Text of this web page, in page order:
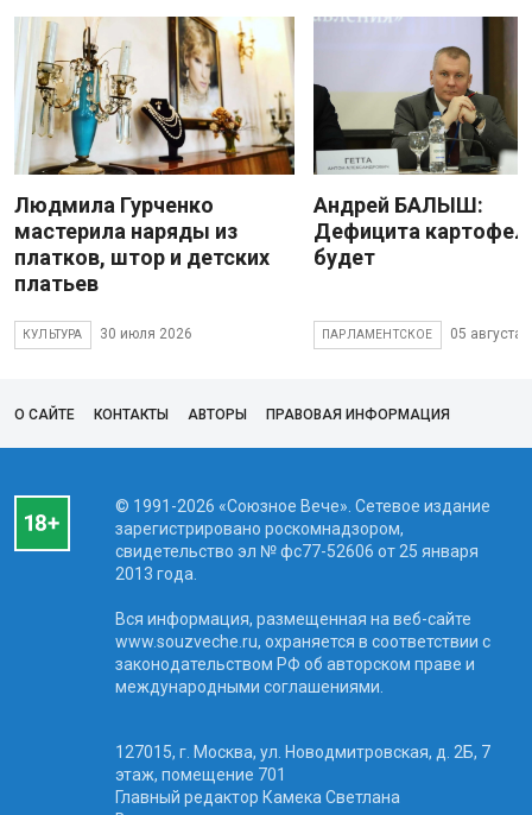
Людмила Гурченко
мастерила наряды из
платков, штор и детских
платьев
КУЛЬТУРА 30 июля 2026
Андрей БАЛЫШ:
Дефицита
будет
ПАРЛАМЕНТСКОЕ 05 августа
О САЙТЕ КОНТАКТЫ АВТОРЫ ПРАВОВАЯ ИНФОРМАЦИЯ
© 1991-2026 «Союзное Вече». Сетевое издание
зарегистрировано роскомнадзором,
свидетельство эл № фc77-52606 от 25 января
2013 года.
Вся информация, размещенная на веб-сайте
www.souzveche.ru, охраняется в соответствии с
законодательством РФ об авторском праве и
международными соглашениями.
127015, г. Москва, ул. Новодмитровская, д. 2Б, 7
этаж, помещение 701
Главный редактор Камека Светлана